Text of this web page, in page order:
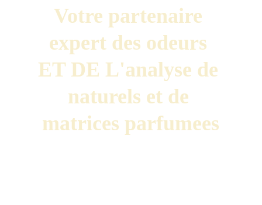
Votre partenaire
expert des odeurs
ET DE L'analyse de
naturels et de
matrices parfumees